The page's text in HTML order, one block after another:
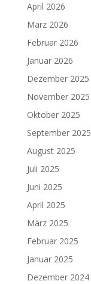
April 2026
März 2026
Februar 2026
Januar 2026
Dezember 2025
November 2025
Oktober 2025
September 2025
August 2025
Juli 2025
Juni 2025
April 2025
März 2025
Februar 2025
Januar 2025
Dezember 2024